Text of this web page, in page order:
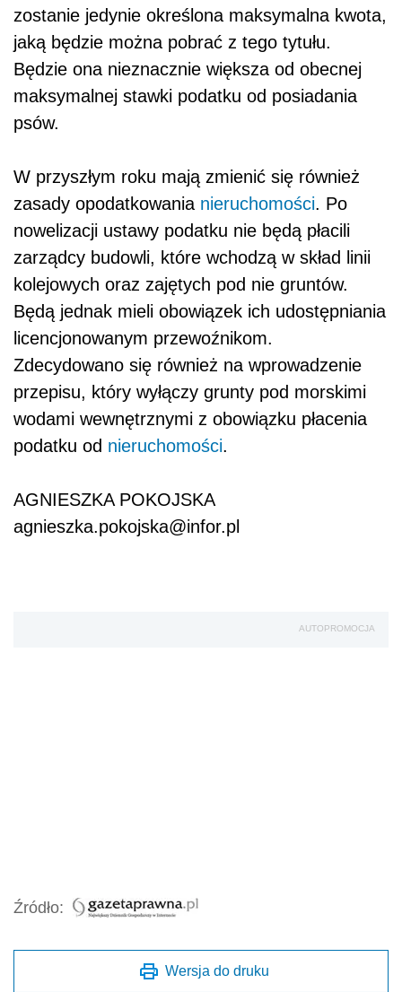
zostanie jedynie określona maksymalna kwota,
jaką będzie można pobrać z tego tytułu.
Będzie ona nieznacznie większa od obecnej
maksymalnej stawki podatku od posiadania
psów.
W przyszłym roku mają zmienić się również
zasady opodatkowania nieruchomości. Po
nowelizacji ustawy podatku nie będą płacili
zarządcy budowli, które wchodzą w skład linii
kolejowych oraz zajętych pod nie gruntów.
Będą jednak mieli obowiązek ich udostępniania
licencjonowanym przewoźnikom.
Zdecydowano się również na wprowadzenie
przepisu, który wyłączy grunty pod morskimi
wodami wewnętrznymi z obowiązku płacenia
podatku od nieruchomości.
AGNIESZKA POKOJSKA
agnieszka.pokojska@infor.pl
AUTOPROMOCJA
Źródło:
Wersja do druku